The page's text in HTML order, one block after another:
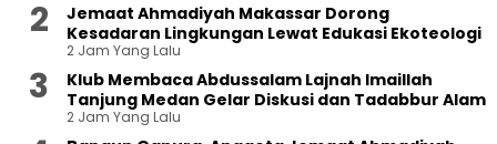
Jemaat Ahmadiyah Makassar Dorong
Kesadaran Lingkungan Lewat Edukasi Ekoteologi
2 Jam Yang Lalu
Klub Membaca Abdussalam Lajnah Imaillah
Tanjung Medan Gelar Diskusi dan Tadabbur Alam
2 Jam Yang Lalu